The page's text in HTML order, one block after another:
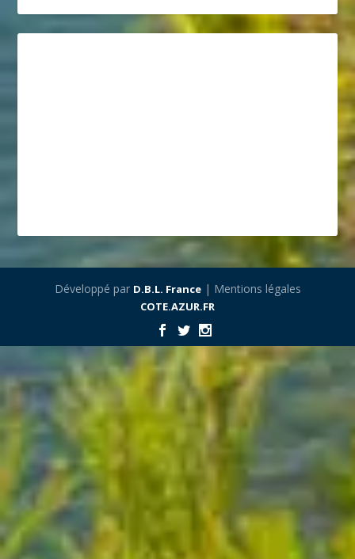
Développé par D.B.L. France| Mentions légales
COTE.AZUR.FR